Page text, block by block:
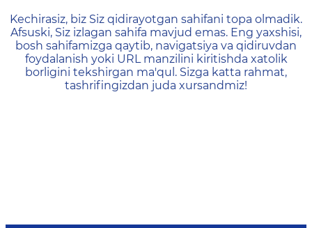
404 — Страница не
Kechirasiz, biz Siz qidirayotgan sahifani topa olmadik.
Afsuski, Siz izlagan sahifa mavjud emas. Eng yaxshisi,
bosh sahifamizga qaytib, navigatsiya va qidiruvdan
foydalanish yoki URL manzilini kiritishda xatolik
borligini tekshirgan ma'qul. Sizga katta rahmat,
tashrifingizdan juda xursandmiz!